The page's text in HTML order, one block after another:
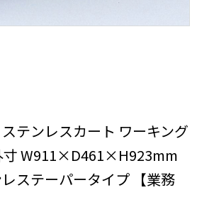
テンレスカート ワーキング
寸 W911×D461×H923mm
ステーパータイプ 【業務